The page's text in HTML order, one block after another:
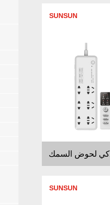
SUNSUN
لحوض السمك
SUNSUN